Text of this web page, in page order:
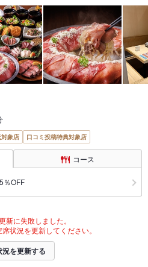
対象店 口コミ投稿特典対象店
コース
％OFF
新に失敗しました。
状況を更新してください。
況を更新する